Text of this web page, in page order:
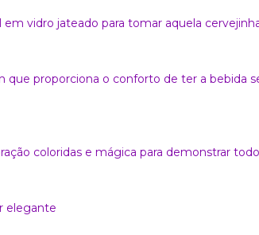
em vidro jateado para tomar aquela
que proporciona o conforto de ter a bebida
coloridas e mágica para demonstrar
elegante